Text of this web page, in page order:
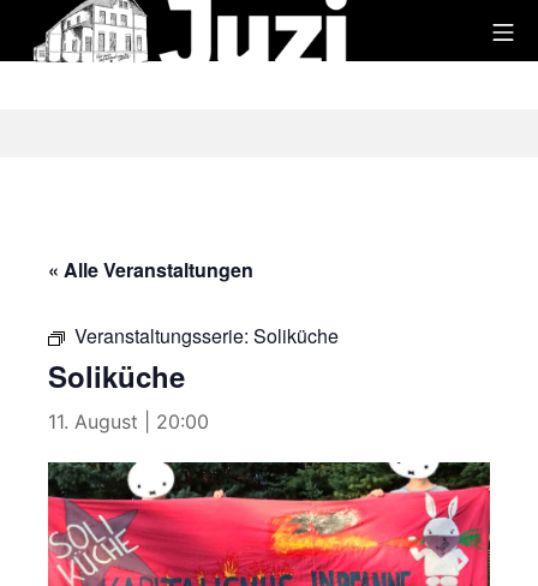
Inhalt
« Alle Veranstaltungen
Veranstaltungsserie: Soliküche
Soliküche
11. August | 20:00